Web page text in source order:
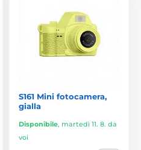
S161 Mini fotocamera,
gialla
Disponibile, martedì 11. 8. da
voi